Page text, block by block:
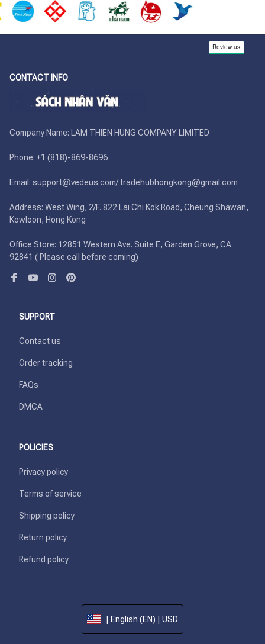
CONTACT INFO
Company Name: LAM THIEN HUNG COMPANY LIMITED
Phone: +1 (818)-869-8696
Email: support@vedeus.com/ tradehubhongkong@gmail.com
Address: West Wing, 2/F. 822 Lai Chi Kok Road, Cheung Shawan,
Kowloon, Hong Kong
Office Store: 12851 Western Ave. Suite E, Garden Grove, CA
92841 ( Please call before coming)
SUPPORT
Contact us
Order tracking
FAQs
DMCA
POLICIES
Privacy policy
Terms of service
Shipping policy
Return policy
Refund policy
| English (EN) | USD